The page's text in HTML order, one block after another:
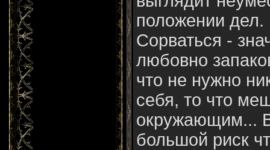
положении дел.
Сорваться -
любовно
что не нужно
себя, то что
окружающим...
большой риск